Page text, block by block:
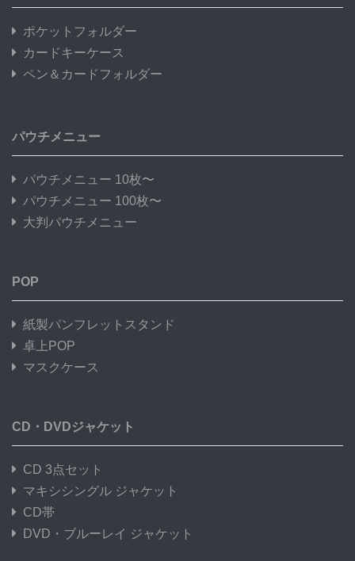
ポケットフォルダー
カードキーケース
ペン＆カードフォルダー
パウチメニュー
パウチメニュー 10枚〜
パウチメニュー 100枚〜
大判パウチメニュー
POP
紙製パンフレットスタンド
卓上POP
マスクケース
CD・DVDジャケット
CD 3点セット
マキシシングル ジャケット
CD帯
DVD・ブルーレイ ジャケット